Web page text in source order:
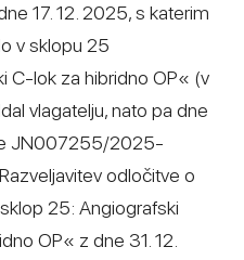
17. 12. 2025, s katerim
v sklopu 25
C-lok za hibridno OP« (v
vlagatelju, nato pa dne
JN007255/2025-
odločitve o
25: Angiografski
OP« z dne 31. 12.